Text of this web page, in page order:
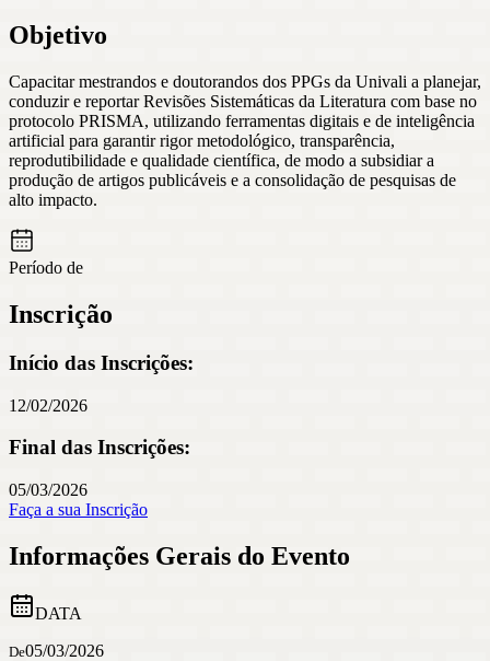
Objetivo
Capacitar mestrandos e doutorandos dos PPGs da Univali a planejar,
conduzir e reportar Revisões Sistemáticas da Literatura com base no
protocolo PRISMA, utilizando ferramentas digitais e de inteligência
artificial para garantir rigor metodológico, transparência,
reprodutibilidade e qualidade científica, de modo a subsidiar a
produção de artigos publicáveis e a consolidação de pesquisas de
alto impacto.
Período de
Inscrição
Início das Inscrições:
12/02/2026
Final das Inscrições:
05/03/2026
Faça a sua Inscrição
Informações Gerais do Evento
DATA
De05/03/2026